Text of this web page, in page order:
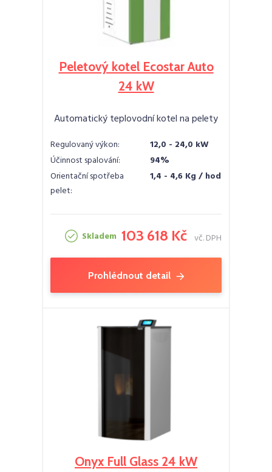
Peletový kotel Ecostar Auto
24 kW
Automatický teplovodní kotel na pelety
Regulovaný výkon:
12,0 - 24,0 kW
Účinnost spalování:
94%
Orientační spotřeba
pelet:
1,4 - 4,6 Kg / hod
Skladem 103 618 Kč vč. DPH
Prohlédnout detail
Onyx Full Glass 24 kW